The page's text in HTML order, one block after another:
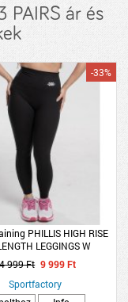
PAIRS ár és
PHILLIS HIGH RISE
LEGGINGS W
-33%
999 Ft 9 999 Ft
Sportfactory